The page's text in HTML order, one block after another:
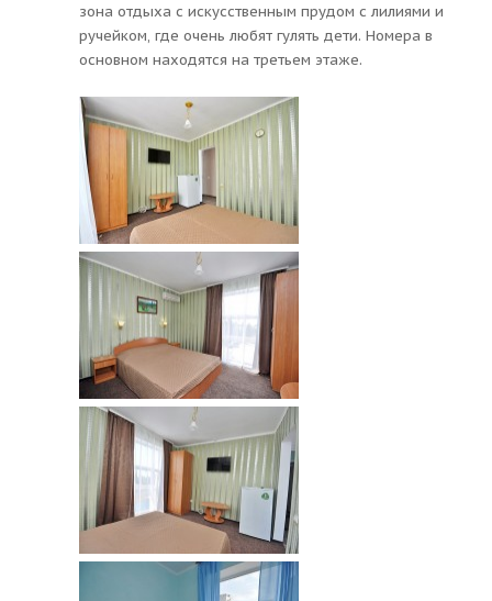
зона отдыха с искусственным прудом с лилиями и
ручейком, где очень любят гулять дети. Номера в
основном находятся на третьем этаже.